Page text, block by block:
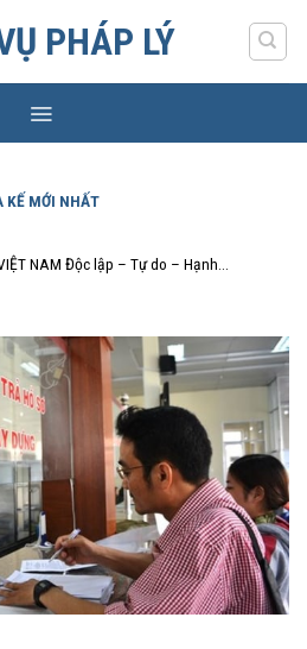
PHÁP LÝ
KẾ MỚI NHẤT
NAM Độc lập – Tự do – Hạnh...